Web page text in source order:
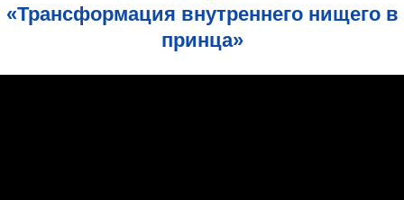
«Трансформация внутреннего нищего в
принца»